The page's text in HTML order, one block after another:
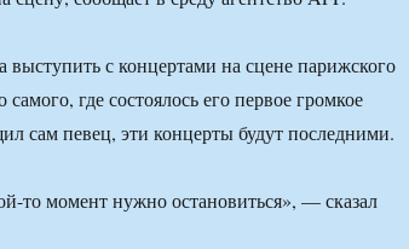
выступить с концертами на сцене парижского
где состоялось его первое громкое
сам певец, эти концерты будут последними.
то момент нужно остановиться», — сказал